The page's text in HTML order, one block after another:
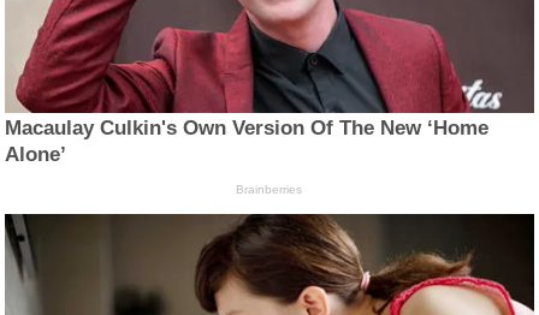
Macaulay Culkin's Own Version Of The New ‘Home
Alone’
Brainberries